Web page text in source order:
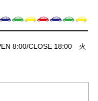
8:00/CLOSE 18:00 火